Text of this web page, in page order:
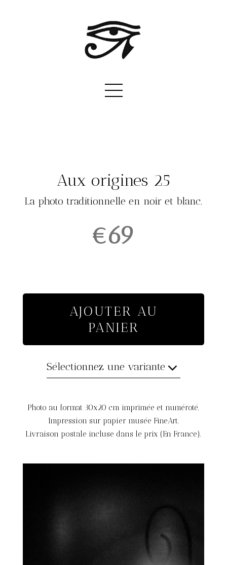
Aux origines 25
La photo traditionnelle en noir et blanc.
€69
AJOUTER AU
PANIER
Sélectionnez une variante
Photo au format 30x20 cm imprimée et numéroté.
Impression sur papier musée FineArt.
Livraison postale incluse dans le prix (En France).